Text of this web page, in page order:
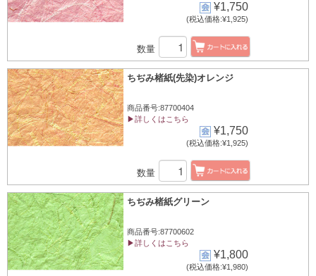
¥1,750
(税込価格:¥1,925)
数量
ちぢみ楮紙(先染)オレンジ
商品番号:87700404
▶詳しくはこちら
¥1,750
(税込価格:¥1,925)
数量
ちぢみ楮紙グリーン
商品番号:87700602
▶詳しくはこちら
¥1,800
(税込価格:¥1,980)